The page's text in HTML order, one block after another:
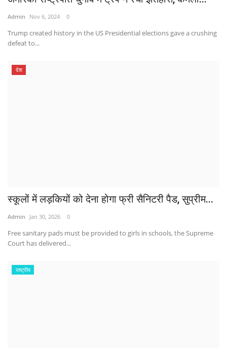
Admin Nov 6, 2024 0
Trump created history in the US Presidential elections gave a crushing
defeat to...
देश
स्कूलों में लड़कियों को देना होगा फ्री सैनिटरी पैड, सुप्रीम...
Admin Jan 30, 2026 0
Free sanitary pads must be provided to girls in schools, the Supreme
Court has delivered...
राष्ट्रीय